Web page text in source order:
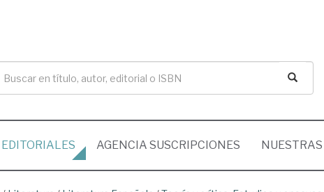
EDITORIALES AGENCIA SUSCRIPCIONES NUESTRAS